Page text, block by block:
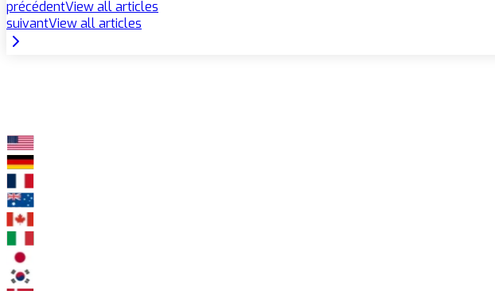
précédentView all articles
suivantView all articles